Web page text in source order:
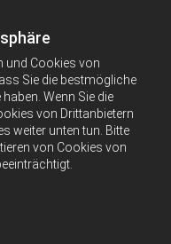
und Cookies von
Sie die bestmögliche
Wenn Sie die
von Drittanbietern
weiter unten tun. Bitte
von Cookies von